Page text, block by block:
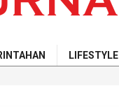
LIFESTYLE